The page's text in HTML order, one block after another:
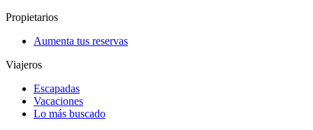
Propietarios
Aumenta tus reservas
Viajeros
Escapadas
Vacaciones
Lo más buscado